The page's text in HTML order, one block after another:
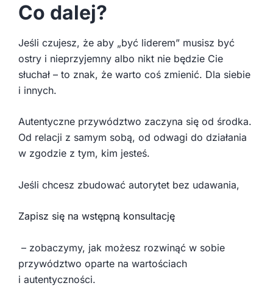
Co dalej?
Jeśli czujesz, że aby „być liderem” musisz być
ostry i nieprzyjemny albo nikt nie będzie Cie
słuchał – to znak, że warto coś zmienić. Dla siebie
i innych.
Autentyczne przywództwo zaczyna się od środka.
Od relacji z samym sobą, od odwagi do działania
w zgodzie z tym, kim jesteś.
Jeśli chcesz zbudować autorytet bez udawania,
Zapisz się na wstępną konsultację
– zobaczymy, jak możesz rozwinąć w sobie
przywództwo oparte na wartościach
i autentyczności.